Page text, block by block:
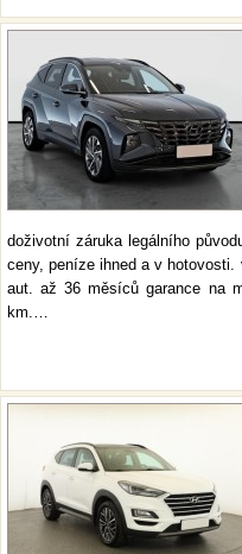
doživotní záruka legálního
ceny, peníze ihned a v
aut. až 36 měsíců garance na
km.…